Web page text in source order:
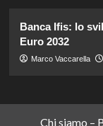
Banca Ifis: lo
Euro 2032
Marco Vaccarella
Chi siamo –